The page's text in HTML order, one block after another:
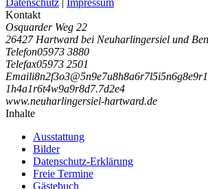
Kontakt
Osquarder Weg 22
26427 Hartward bei Neuharlingersiel und
Telefon05973 3880
Telefax05973 2501
Emaili8n2f3o3@5n9e7u8h8a6r7l5i5n6g8e9r1
1h4a1r6t4w9a9r8d7.7d2e4
www.neuharlingersiel-hartward.de
Inhalte
Ausstattung
Bilder
Datenschutz-Erklärung
Freie Termine
Gästebuch